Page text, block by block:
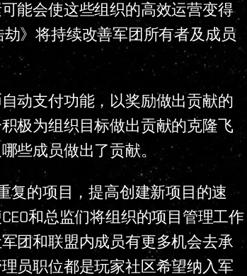
能会使这些组织的高效运营变得
》将持续改善军团所有者及成员
动支付功能，以奖励做出贡献的
极为组织目标做出贡献的克隆飞
些成员做出了贡献。
复的项目，提高创建新项目的速
和总监们将组织的项目管理工作
团和联盟内成员有更多机会去承
员职位都是玩家社区希望纳入军